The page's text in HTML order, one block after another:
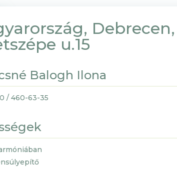
Debrecen,
u.15
Balogh Ilona
/ 460-63-35